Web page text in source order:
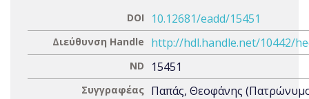
DOI 10.12681/eadd/15451
Διεύθυνση Handle http://hdl.handle.net/10442/
ND 15451
Συγγραφέας Παπάς, Θεοφάνης